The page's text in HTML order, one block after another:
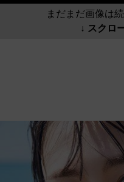
まだまだ画像は
↓ スクロ